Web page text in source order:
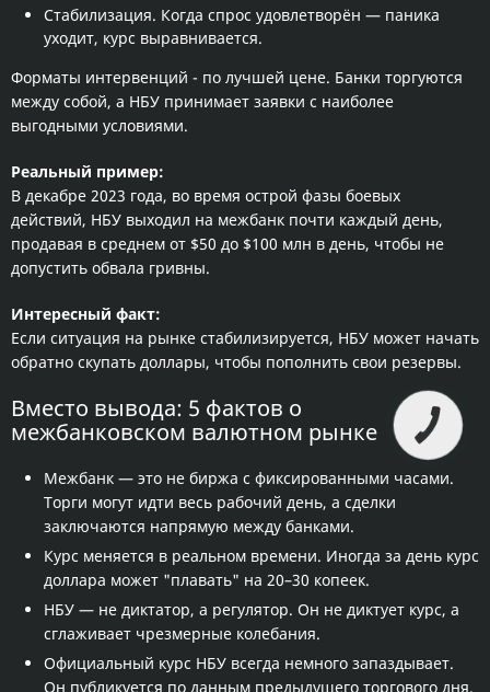
Стабилизация. Когда спрос удовлетворён — паника
уходит, курс выравнивается.
Форматы интервенций - по лучшей цене. Банки торгуются
между собой, а НБУ принимает заявки с наиболее
выгодными условиями.
Реальный пример:
В декабре 2023 года, во время острой фазы боевых
действий, НБУ выходил на межбанк почти каждый день,
продавая в среднем от $50 до $100 млн в день, чтобы не
допустить обвала гривны.
Интересный факт:
Если ситуация на рынке стабилизируется, НБУ может начать
обратно скупать доллары, чтобы пополнить свои резервы.
Вместо вывода: 5 фактов о
межбанковском валютном рынке
Межбанк — это не биржа с фиксированными часами.
Торги могут идти весь рабочий день, а сделки
заключаются напрямую между банками.
Курс меняется в реальном времени. Иногда за день курс
доллара может "плавать" на 20–30 копеек.
НБУ — не диктатор, а регулятор. Он не диктует курс, а
сглаживает чрезмерные колебания.
Официальный курс НБУ всегда немного запаздывает.
Он публикуется по данным предыдущего торгового дня.